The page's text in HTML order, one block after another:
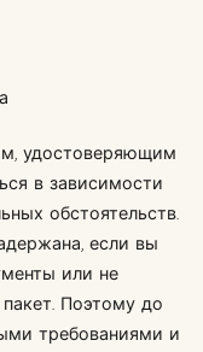
удостоверяющим
в зависимости
обстоятельств.
если вы
или не
Поэтому до
требованиями и